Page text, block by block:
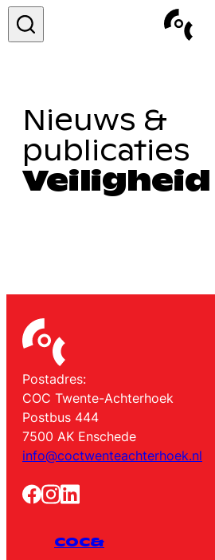
Over ons
Vacatures
Contact
Nieuws &
publicaties
Veiligheid
Postadres:
COC Twente-Achterhoek
Postbus 444
7500 AK Enschede
info@coctwenteachterhoek.nl
COC&